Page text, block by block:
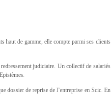
haut de gamme, elle compte parmi ses clients
judiciaire. Un collectif de salariés
dossier de reprise de l’entreprise en Scic. En